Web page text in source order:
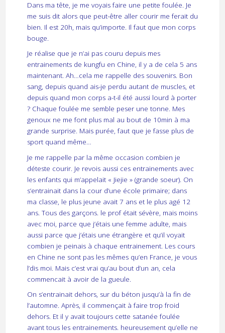
Dans ma tête, je me voyais faire une petite foulée. Je
me suis dit alors que peut-être aller courir me ferait du
bien. Il est 20h, mais qu’importe. Il faut que mon corps
bouge.
Je réalise que je n’ai pas couru depuis mes
entrainements de kungfu en Chine, il y a de cela 5 ans
maintenant. Ah…cela me rappelle des souvenirs. Bon
sang, depuis quand ais-je perdu autant de muscles, et
depuis quand mon corps a-t-il été aussi lourd à porter
? Chaque foulée me semble peser une tonne. Mes
genoux ne me font plus mal au bout de 10min à ma
grande surprise. Mais purée, faut que je fasse plus de
sport quand même…
Je me rappelle par la même occasion combien je
déteste courir. Je revois aussi ces entrainements avec
les enfants qui m’appelait « Jiejie » (grande soeur). On
s’entrainait dans la cour d’une école primaire; dans
ma classe, le plus jeune avait 7 ans et le plus agé 12
ans. Tous des garçons. le prof était sévère, mais moins
avec moi, parce que j’étais une femme adulte, mais
aussi parce que j’étais une étrangère et qu’il voyait
combien je peinais à chaque entrainement. Les cours
en Chine ne sont pas les mêmes qu’en France, je vous
l’dis moi. Mais c’est vrai qu’au bout d’un an, cela
commencait à avoir de la gueule.
On s’entrainait dehors, sur du béton jusqu’à la fin de
l’automne. Après, il commençait à faire trop froid
dehors. Et il y avait toujours cette satanée foulée
avant tous les entrainements. heureusement qu’elle ne